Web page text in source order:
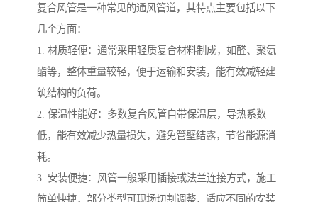
复合风管是一种常见的通风管道，其特点主要包括以下
几个方面：
1. 材质轻便：通常采用轻质复合材料制成，如醛、聚氨
酯等，整体重量较轻，便于运输和安装，能有效减轻建
筑结构的负荷。
2. 保温性能好：多数复合风管自带保温层，导热系数
低，能有效减少热量损失，避免管壁结露，节省能源消
耗。
3. 安装便捷：风管一般采用插接或法兰连接方式，施工
简单快捷，部分类型可现场切割调整，适应不同的安装